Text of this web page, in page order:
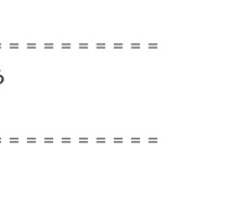
＝＝＝＝＝＝＝＝
＝＝＝＝＝＝＝＝